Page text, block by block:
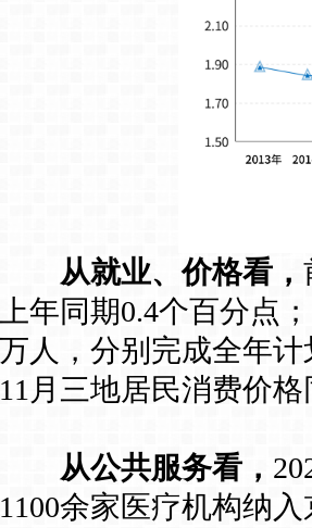
从就业、价格看，
上年同期0.4个百分点
万人，分别完成全年计
11月三地居民消费价
从公共服务看，
1100余家医疗机构纳